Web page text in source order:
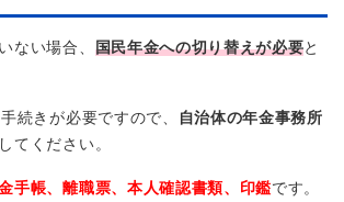
ない場合、 国民年金への切り替えが必要と
続きが必要ですので、
自治体の年金事務所
てください。
手帳、離職票、本人確認書類、印鑑です。